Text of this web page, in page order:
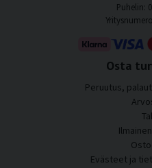
Puhelin:
Osta
Peruutus,
Evästeet ja